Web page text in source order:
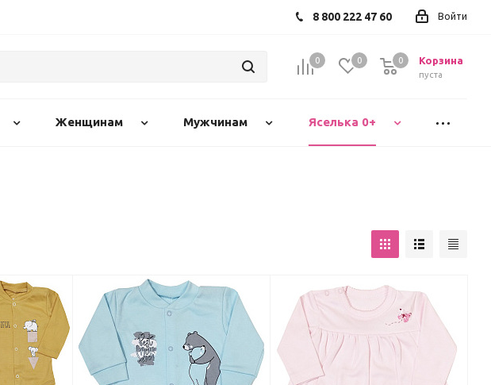
Войти
8 800 222 47 60
0 0 Корзина
пуста
0
Женщинам Мужчинам Яселька 0+